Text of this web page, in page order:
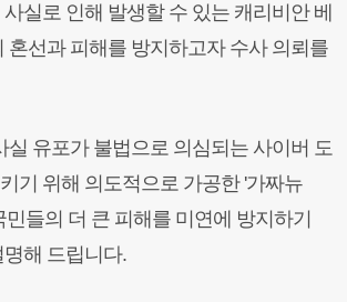
실로 인해 발생할 수 있는 캐리비안 베
혼선과 피해를 방지하고자 수사 의뢰를
실 유포가 불법으로 의심되는 사이버 도
기 위해 의도적으로 가공한 '가짜뉴
들의 더 큰 피해를 미연에 방지하기
해 드립니다.